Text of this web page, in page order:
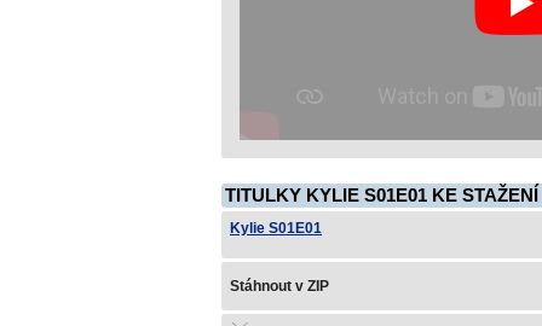
TITULKY KYLIE S01E01 KE STAŽENÍ
Kylie S01E01
Stáhnout v ZIP